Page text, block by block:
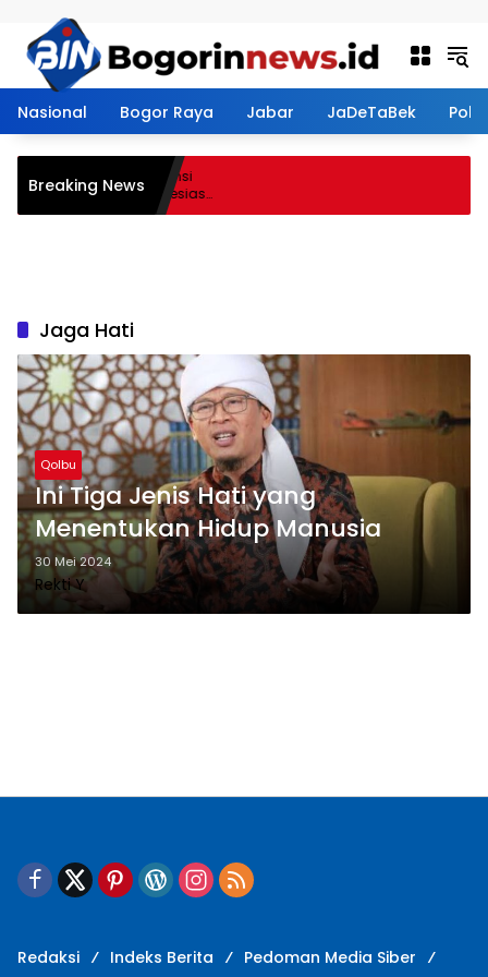
Nasional Bogor Raya Jabar JaDeTaBek
Breaking News
Perkuat Kompetensi
Lalubi Untuk Apresiasi
Jaga Hati
Qolbu
Ini Tiga Jenis Hati yang
Menentukan Hidup Manusia
30 Mei 2024
Rekti Y
Redaksi Indeks Berita
Pedoman Media Siber